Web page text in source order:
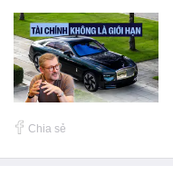
Chia sẻ